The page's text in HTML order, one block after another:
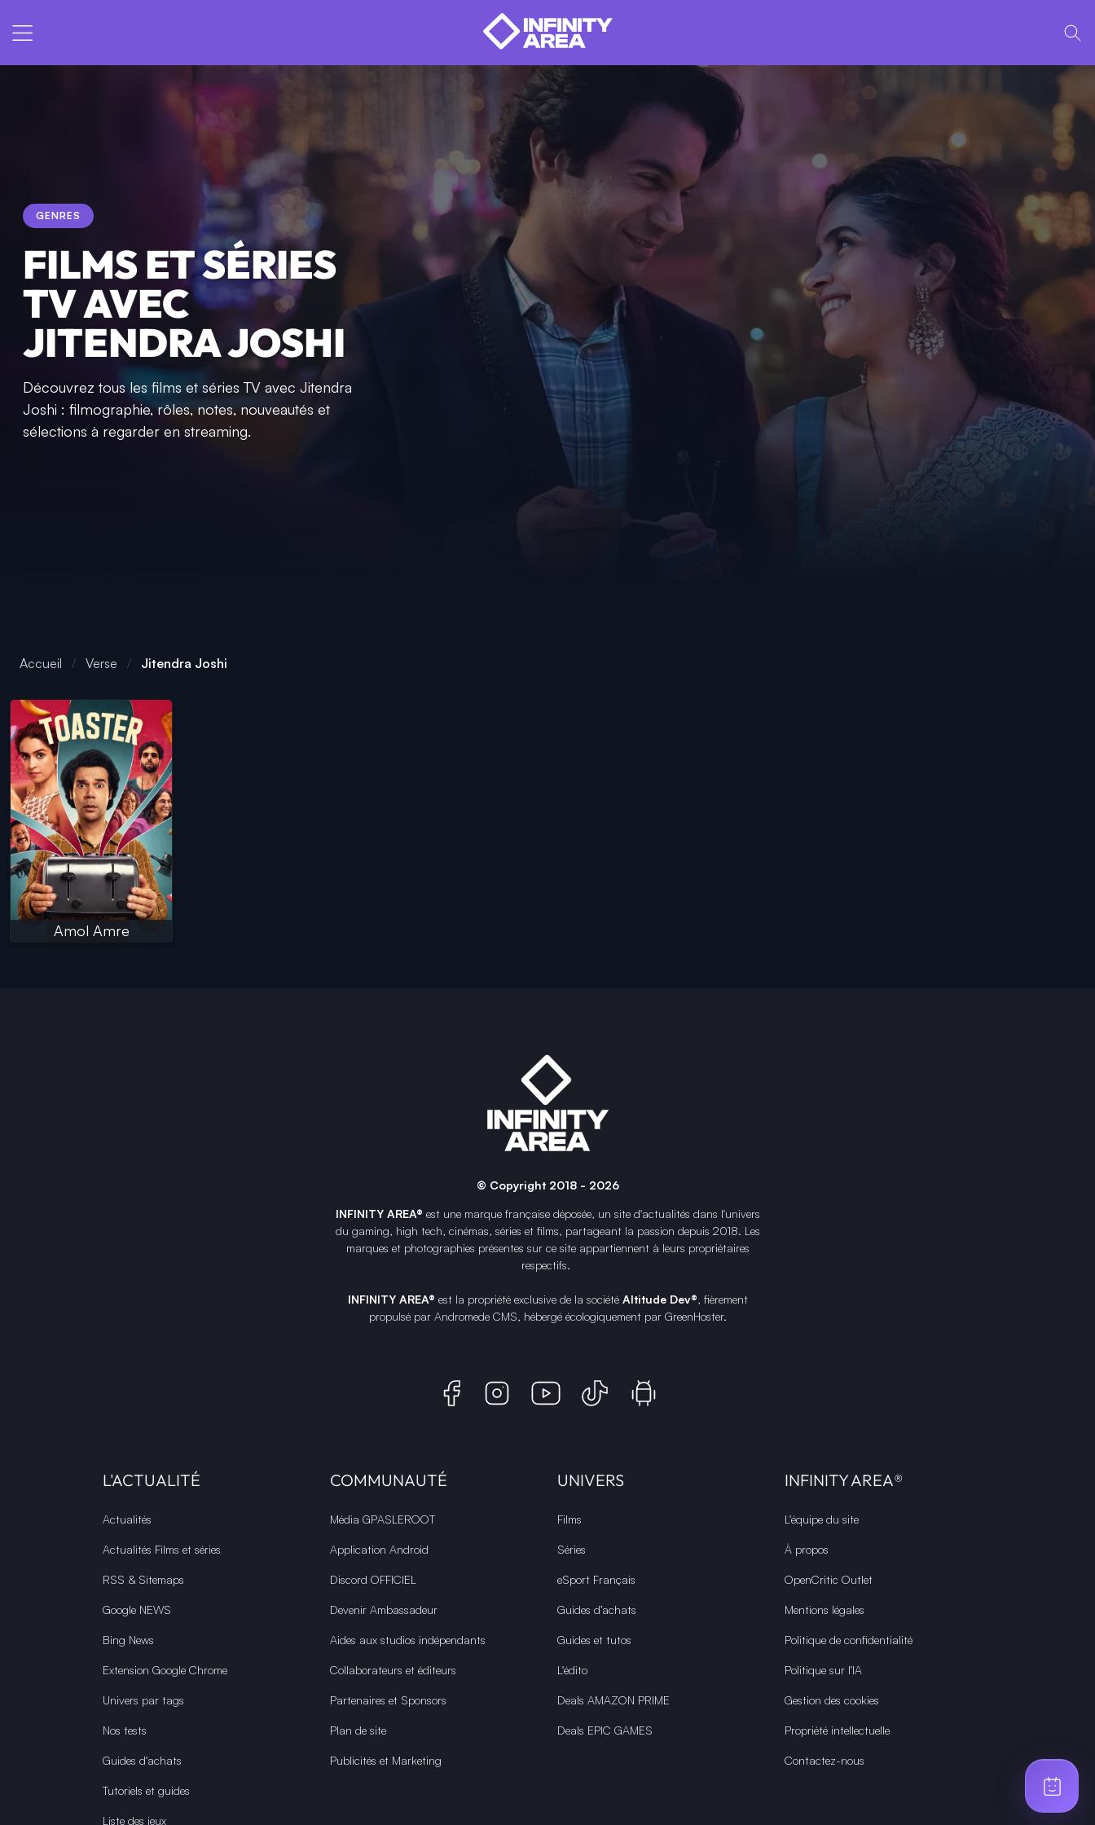
GENRES
FILMS ET SÉRIES
TV AVEC
JITENDRA JOSHI
Découvrez tous les films et séries TV avec Jitendra
Joshi : filmographie, rôles, notes, nouveautés et
sélections à regarder en streaming.
Accueil Verse Jitendra Joshi
Amol Amre
© Copyright 2018 - 2026
INFINITY AREA® est une marque françaisedéposée, un site d'actualités dans l'univers
du gaming, high tech, cinémas, séries et films, partageant la passion depuis 2018. Les
marques et photographies présentes sur ce site appartiennent à leurs propriétaires
respectifs.
INFINITY AREA® est la propriété exclusive de la société Altitude Dev®, fièrement
propulsé par Andromede CMS, hébergé écologiquement par GreenHoster.
L'ACTUALITÉ
Actualités
Actualités Films et séries
RSS & Sitemaps
Google NEWS
Bing News
Extension Google Chrome
Univers par tags
Nos tests
Guides d'achats
Tutoriels et guides
Liste des jeux
COMMUNAUTÉ
Média GPASLEROOT
Application Android
Discord OFFICIEL
Devenir Ambassadeur
Aides aux studios indépendants
Collaborateurs et éditeurs
Partenaires et Sponsors
Plan de site
Publicités et Marketing
UNIVERS
Films
Séries
eSport Français
Guides d’achats
Guides et tutos
L'édito
Deals AMAZON PRIME
Deals EPIC GAMES
INFINITY AREA®
L'équipe du site
À propos
OpenCritic Outlet
Mentions légales
Politique de confidentialité
Politique sur l'IA
Gestion des cookies
Propriété intellectuelle
Contactez-nous